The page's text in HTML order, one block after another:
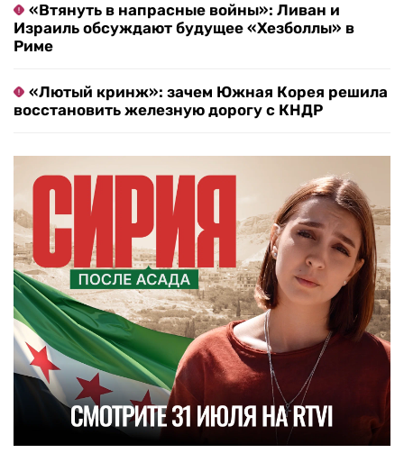
«Втянуть в напрасные войны»: Ливан и
Израиль обсуждают будущее «Хезболлы» в
Риме
«Лютый кринж»: зачем Южная Корея решила
восстановить железную дорогу с КНДР